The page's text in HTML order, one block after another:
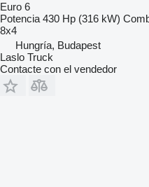
Euro 6
Potencia 430 Hp (316 kW)
8x4
Hungría, Budapest
Laslo Truck
Contacte con el vendedor